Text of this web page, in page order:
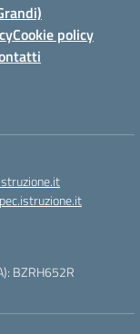
Cookie policy
BZRH652R